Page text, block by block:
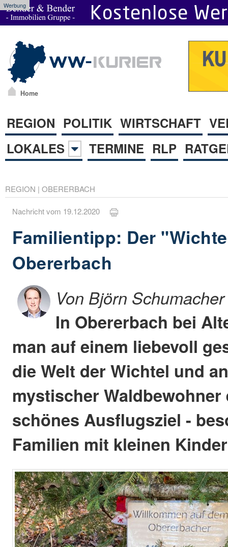
Werbung
Home
REGION POLITIK WIRTSCHAFT
LOKALES
TERMINE RLP
REGION | OBERERBACH
Nachricht vom 19.12.2020
Familientipp: Der
Obererbach
Von Björn Schumacher
In Obererbach bei
man auf einem liebevoll
die Welt der Wichtel und
mystischer
schönes Ausflugsziel -
Familien mit kleinen